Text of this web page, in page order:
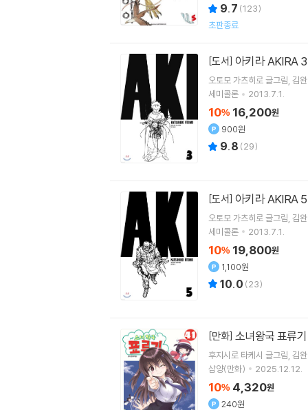
9.7 (123)
초판종료
[도서] 아키라 AKIRA 3
오토모 가츠히로글그림 김완
세미콜론
2013.7.1.
10% 16,200원
900원
9.8 (29)
[도서] 아키라 AKIRA 5
오토모 가츠히로 글그림 김완
세미콜론
2013.7.1.
10% 19,800원
1,100원
10.0 (23)
[만화] 소녀왕국 표류
후지시로 타케시 글그림 김완
삼양(만화)
2025.12.12.
10% 4,320원
240원